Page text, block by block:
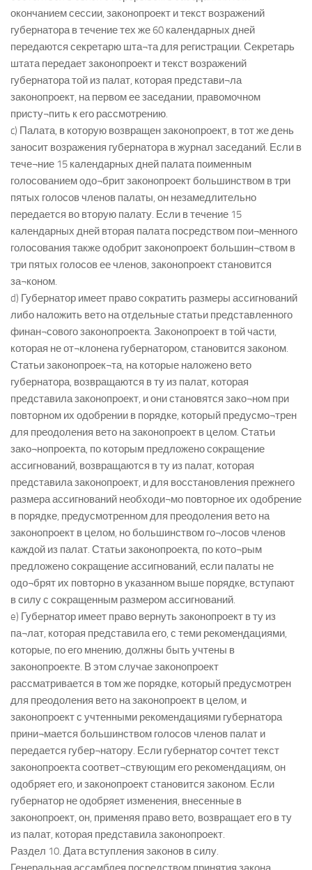
окончанием сессии, законопроект и текст возражений
губернатора в течение тех же 60 календарных дней
передаются секретарю шта¬та для регистрации. Секретарь
штата передает законопроект и текст возражений
губернатора той из палат, которая представи¬ла
законопроект, на первом ее заседании, правомочном
присту¬пить к его рассмотрению.
c) Палата, в которую возвращен законопроект, в тот же день
заносит возражения губернатора в журнал заседаний. Если в
тече¬ние 15 календарных дней палата поименным
голосованием одо¬брит законопроект большинством в три
пятых голосов членов палаты, он незамедлительно
передается во вторую палату. Если в течение 15
календарных дней вторая палата посредством пои¬менного
голосования также одобрит законопроект большин¬ством в
три пятых голосов ее членов, законопроект становится
за¬коном.
d) Губернатор имеет право сократить размеры ассигнований
либо наложить вето на отдельные статьи представленного
финан¬сового законопроекта. Законопроект в той части,
которая не от¬клонена губернатором, становится законом.
Статьи законопроек¬та, на которые наложено вето
губернатора, возвращаются в ту из палат, которая
представила законопроект, и они становятся зако¬ном при
повторном их одобрении в порядке, который предусмо¬трен
для преодоления вето на законопроект в целом. Статьи
зако¬нопроекта, по которым предложено сокращение
ассигнований, возвращаются в ту из палат, которая
представила законопроект, и для восстановления прежнего
размера ассигнований необходи¬мо повторное их одобрение
в порядке, предусмотренном для преодоления вето на
законопроект в целом, но большинством го¬лосов членов
каждой из палат. Статьи законопроекта, по кото¬рым
предложено сокращение ассигнований, если палаты не
одо¬брят их повторно в указанном выше порядке, вступают
в силу с сокращенным размером ассигнований.
e) Губернатор имеет право вернуть законопроект в ту из
па¬лат, которая представила его, с теми рекомендациями,
которые, по его мнению, должны быть учтены в
законопроекте. В этом случае законопроект
рассматривается в том же порядке, который предусмотрен
для преодоления вето на законопроект в целом, и
законопроект с учтенными рекомендациями губернатора
прини¬мается большинством голосов членов палат и
передается губер¬натору. Если губернатор сочтет текст
законопроекта соответ¬ствующим его рекомендациям, он
одобряет его, и законопроект становится законом. Если
губернатор не одобряет изменения, внесенные в
законопроект, он, применяя право вето, возвращает его в ту
из палат, которая представила законопроект.
Раздел 10. Дата вступления законов в силу.